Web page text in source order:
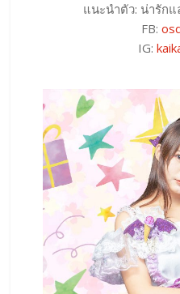
แนะนำตัว: น่ารักแ
FB:
IG: